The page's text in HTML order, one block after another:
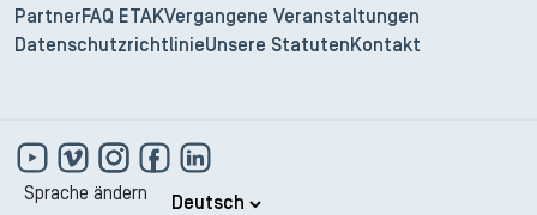
Partner FAQ ETAKVergangene Veranstaltungen
DatenschutzrichtlinieUnsere Statuten Kontakt
Sprache ändern